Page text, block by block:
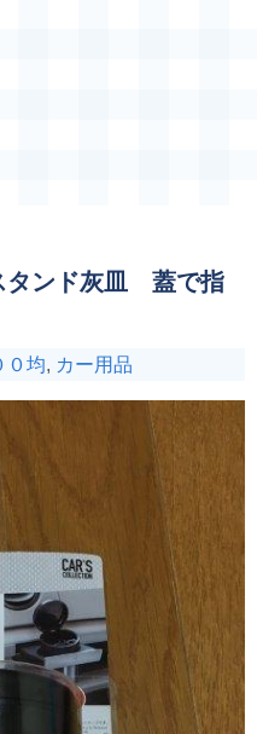
ンド灰皿 蓋で指
０均, カー用品